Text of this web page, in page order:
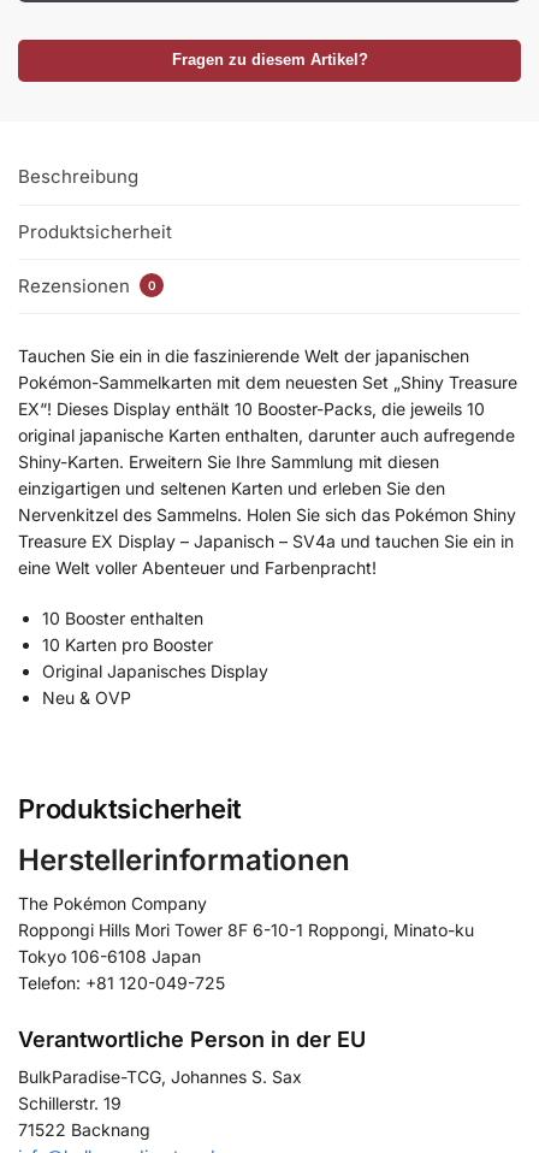
Fragen zu diesem Artikel?
Beschreibung
Produktsicherheit
Rezensionen 0
Tauchen Sie ein in die faszinierende Welt der japanischen
Pokémon-Sammelkarten mit dem neuesten Set „Shiny Treasure
EX“! Dieses Display enthält 10 Booster-Packs, die jeweils 10
original japanische Karten enthalten, darunter auch aufregende
Shiny-Karten. Erweitern Sie Ihre Sammlung mit diesen
einzigartigen und seltenen Karten und erleben Sie den
Nervenkitzel des Sammelns. Holen Sie sich das Pokémon Shiny
Treasure EX Display – Japanisch – SV4a und tauchen Sie ein in
eine Welt voller Abenteuer und Farbenpracht!
10 Booster enthalten
10 Karten pro Booster
Original Japanisches Display
Neu & OVP
Produktsicherheit
Herstellerinformationen
The Pokémon Company
Roppongi Hills Mori Tower 8F 6-10-1 Roppongi, Minato-ku
Tokyo 106-6108 Japan
Telefon: +81 120-049-725
Verantwortliche Person in der EU
BulkParadise-TCG, Johannes S. Sax
Schillerstr. 19
71522 Backnang